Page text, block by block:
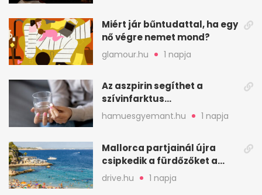
Miért jár bűntudattal, ha egy
nő végre nemet mond?
glamour.hu 1 napja
Az aszpirin segíthet a
szívinfarktus
megelőzésében, de nem
mindenkinek
hamuesgyemant.hu 1 napja
Mallorca partjainál újra
csipkedik a fürdőzőket a
halak a sekély vízben
drive.hu 1 napja